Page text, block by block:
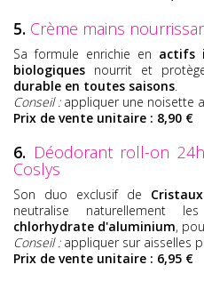
5. Crème mains
Sa formule enrichie en actifs
biologiques nourrit et
durable en toutes saisons.
Conseil :appliquer une noisette
Prix de vente unitaire : 8,90 €
6. Déodorant roll-on
Coslys
Son duo exclusif de
neutralise naturellement
chlorhydrate d'aluminium,
Conseil :appliquer sur aisselles
Prix de vente unitaire : 6,95 €